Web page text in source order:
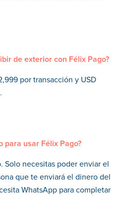
de exterior con Félix Pago?
por transacción y USD
para usar Félix Pago?
Solo necesitas poder enviar el
que te enviará el dinero del
WhatsApp para completar